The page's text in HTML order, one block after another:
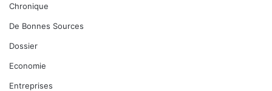
Chronique
De Bonnes Sources
Dossier
Economie
Entreprises